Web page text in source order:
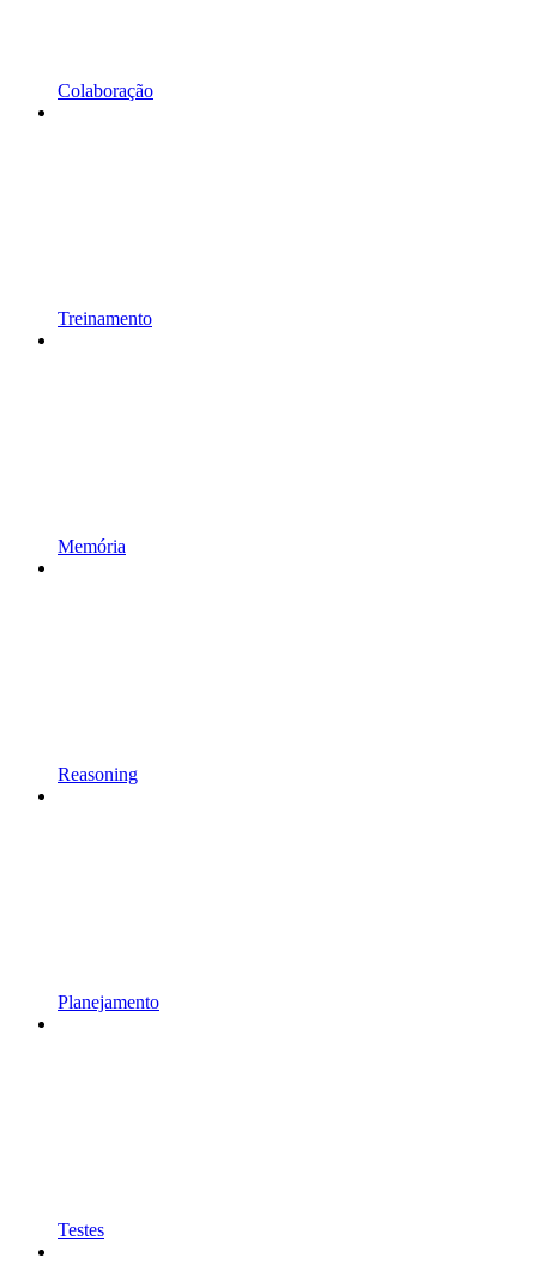
Colaboração
Treinamento
Memória
Reasoning
Planejamento
Testes